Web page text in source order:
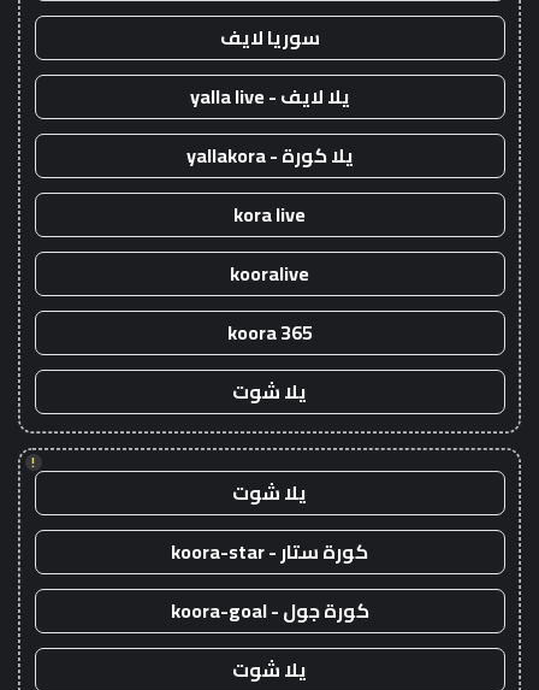
سوريا لايف
يلا لايف - yalla live
يلا كورة - yallakora
kora live
kooralive
koora 365
يلا شوت
!
يلا شوت
كورة ستار - koora-star
كورة جول - koora-goal
يلا شوت